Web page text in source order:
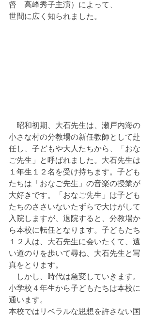
督　高峰秀子主演）によって、
世間に広く知られました。
昭和初期、大石先生は、瀬戸内海の
小さな村の分教場の新任教師として赴
任し、子どもや大人たちから、「おな
ご先生」と呼ばれました。大石先生は
１年生１２名を受け持ちます。子ども
たちは「おなご先生」の音楽の授業が
大好きです。「おなご先生」は子ども
たちのささいないたずらで大けがして
入院しますが、退院すると、分教場か
ら本校に転任となります。子どもたち
１２人は、大石先生に会いたくて、遠
い道のりを歩いて尋ね、大石先生と写
真をとります。
しかし、時代は急変していきます。
小学校４年生から子どもたちは本校に
通います。
本校ではリベラルな思想を許さない国